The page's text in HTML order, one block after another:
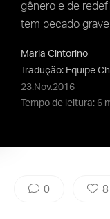
gênero e de
tem pecado
Maria Cintorino
Tradução: Equipe
23.Nov.2016
Tempo de leitura: 6
0 8